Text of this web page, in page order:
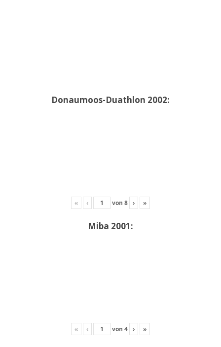
Donaumoos-Duathlon 2002:
« ‹ von 8 › »
Miba 2001:
« ‹ von 4 › »